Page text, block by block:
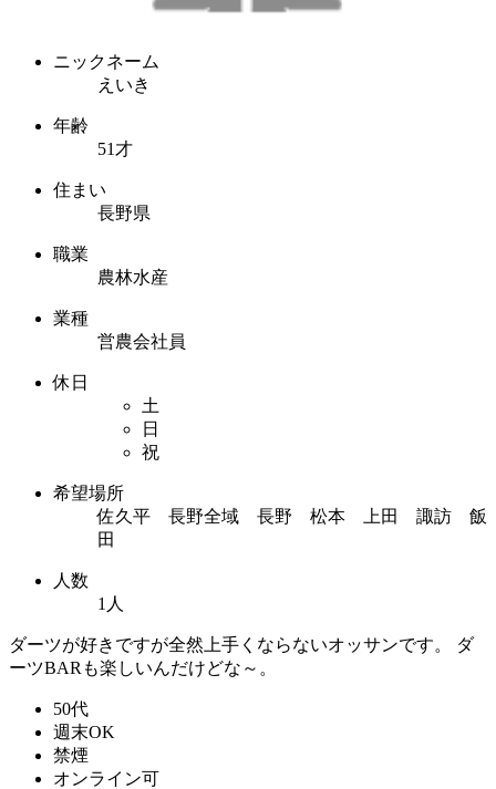
ニックネーム
えいき
年齢
51才
住まい
長野県
職業
農林水産
業種
営農会社員
休日
土
日
祝
希望場所
佐久平 長野全域 長野 松本 上田 諏訪 飯
田
人数
1人
ダーツが好きですが全然上手くならないオッサンです。 ダ
ーツBARも楽しいんだけどな～。
50代
週末OK
禁煙
オンライン可